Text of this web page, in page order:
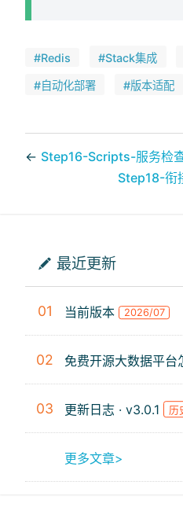
#Redis #Stack集成
#自动化部署 #版本适配
← Step16-Scripts-服务检
Step18-衔
最近更新
01 当前版本 2026/07
02 免费开源大数据平台
03 更新日志 · v3.0.1 历
更多文章>